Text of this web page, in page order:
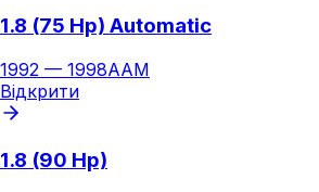
1.8 (75 Hp) Automatic
1992 — 1998AAM
Відкрити
1.8 (90 Hp)